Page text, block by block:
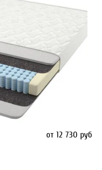
от 12 730 руб